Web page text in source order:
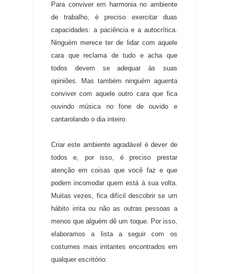
Para conviver em harmonia no ambiente
de trabalho, é preciso exercitar duas
capacidades: a paciência e a autocrítica.
Ninguém merece ter de lidar com aquele
cara que reclama de tudo e acha que
todos devem se adequar às suas
opiniões. Mas também ninguém aguenta
conviver com aquele outro cara que fica
ouvindo música no fone de ouvido e
cantarolando o dia inteiro.
Criar este ambiente agradável é dever de
todos e, por isso, é preciso prestar
atenção em coisas que você faz e que
podem incomodar quem está à sua volta.
Muitas vezes, fica difícil descobrir se um
hábito irrita ou não as outras pessoas a
menos que alguém dê um toque. Por isso,
elaboramos a lista a seguir com os
costumes mais irritantes encontrados em
qualquer escritório: